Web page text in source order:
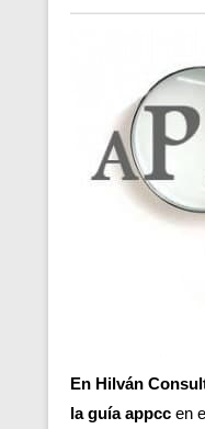
En Hilván
la guía appcc en